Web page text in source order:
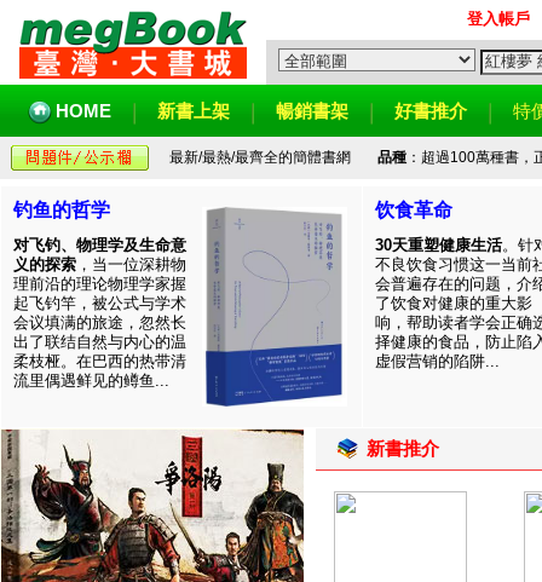
登入帳戶
HOME 新書上架 暢銷書架 好書推介 特
最新/最熱/最齊全的簡體書網 品種：超過100萬種書，
钓鱼的哲学
对飞钓、物理学及生命意
义的探索 ，当一位深耕物
理前沿的理论物理学家握
起飞钓竿，被公式与学术
会议填满的旅途，忽然长
出了联结自然与内心的温
柔枝桠。在巴西的热带清
流里偶遇鲜见的鳟鱼...
饮食革命
30天重塑健康生活。针
不良饮食习惯这一当前
会普遍存在的问题，介
了饮食对健康的重大影
响，帮助读者学会正确
择健康的食品，防止陷
虚假营销的陷阱...
新書推介